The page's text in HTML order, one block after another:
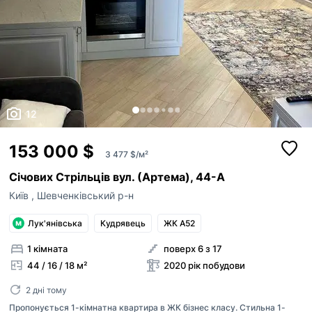
12
153 000 $ 3 477 $/м²
Січових Стрільців вул. (Артема), 44-А
Київ , Шевченківський р-н
Лук'янівська Кудрявець ЖК А52
1 кімната
44 / 16 / 18 м²
поверх 6 з 17
2020 рік побудови
2 дні тому
Пропонується 1-кімнатна квартира в ЖК бізнес класу. Стильна 1-